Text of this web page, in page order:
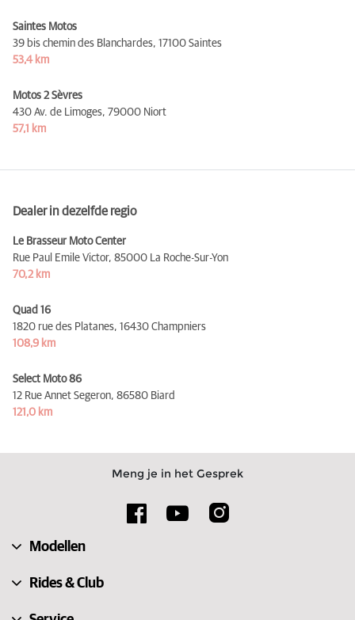
Saintes Motos
39 bis chemin des Blanchardes, 17100 Saintes
53,4 km
Motos 2 Sèvres
430 Av. de Limoges, 79000 Niort
57,1 km
Dealer in dezelfde regio
Le Brasseur Moto Center
Rue Paul Emile Victor, 85000 La Roche-Sur-Yon
70,2 km
Quad 16
1820 rue des Platanes, 16430 Champniers
108,9 km
Select Moto 86
12 Rue Annet Segeron, 86580 Biard
121,0 km
Meng je in het Gesprek
Modellen
Rides & Club